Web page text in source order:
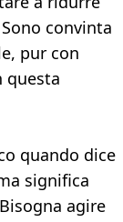
convinta
pur con
questa
quando dice
significa
agire